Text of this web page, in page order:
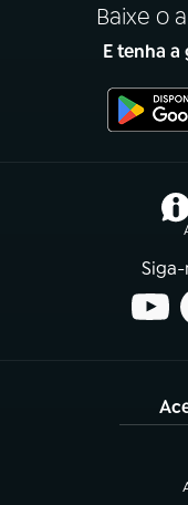
Baixe o
E tenha
Siga-